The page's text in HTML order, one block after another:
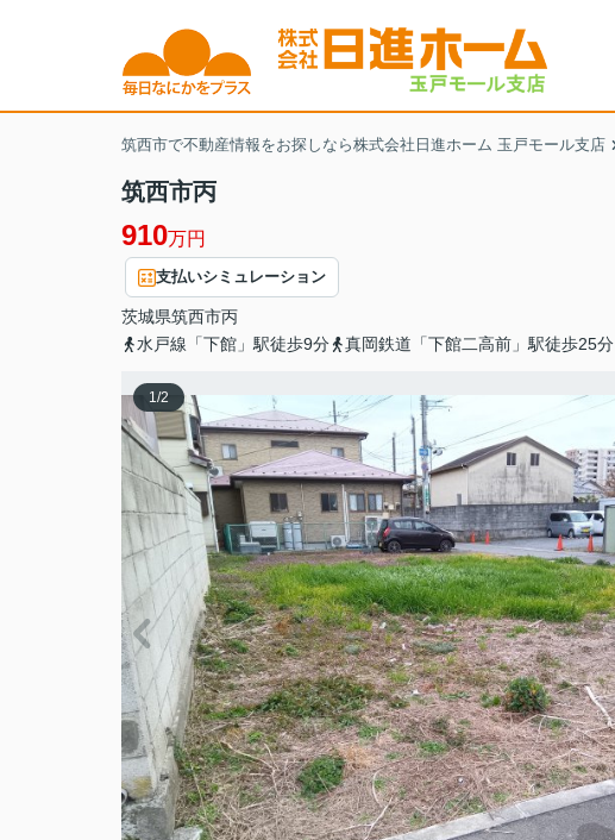
筑西市で不動産情報をお探しなら株式会社日進ホーム 玉戸モール支店
筑西市丙
910万円
支払いシミュレーション
茨城県筑西市丙
水戸線「下館」駅徒歩9分
真岡鉄道「下館二高前」駅徒歩25分
1/2